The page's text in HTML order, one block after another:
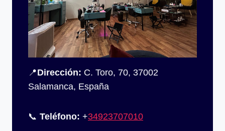
📍Dirección: C. Toro, 70, 37002
Salamanca, España
📞 Teléfono: +34923707010